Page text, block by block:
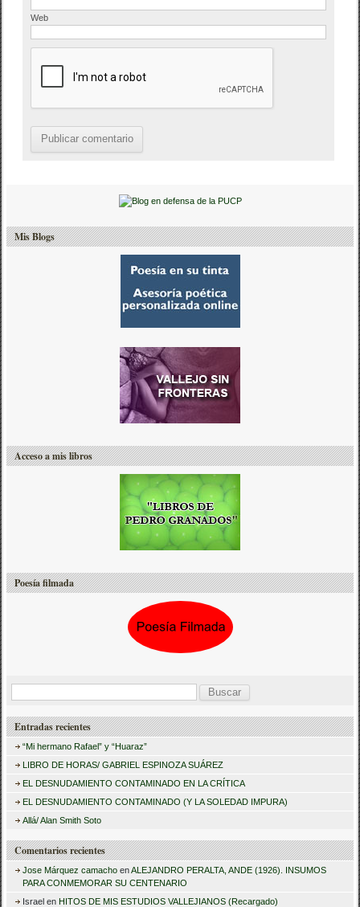
Web
Mis Blogs
Acceso a mis libros
Poesía filmada
s
r
Entradas recientes
“Mi hermano Rafael” y “Huaraz”
LIBRO DE HORAS/ GABRIEL ESPINOZA SUÁREZ
EL DESNUDAMIENTO CONTAMINADO EN LA CRÍTICA
EL DESNUDAMIENTO CONTAMINADO (Y LA SOLEDAD IMPURA)
Allá/ Alan Smith Soto
Comentarios recientes
Jose Márquez camacho enALEJANDRO PERALTA, ANDE (1926). INSUMOS
PARA CONMEMORAR SU CENTENARIO
Israel en HITOS DE MIS ESTUDIOS VALLEJIANOS (Recargado)